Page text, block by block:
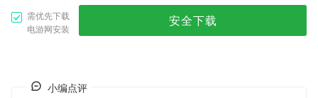
需优先下载
电游网安装
安全下载
小编点评